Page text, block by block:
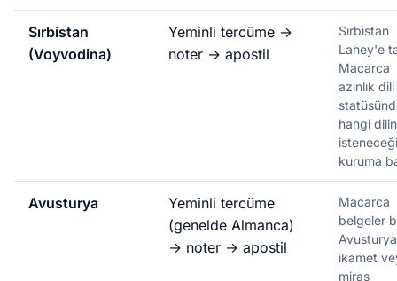
Sırbistan
(Voyvodina)
Yeminli tercüme →
noter → apostil
Sırbistan
Lahey'e
Macarca
azınlık dili
hangi dilin
isteneceği
kuruma
Avusturya
Yeminli tercüme
(genelde Almanca)
→ noter → apostil
Macarca
belgeler
ikamet
miras